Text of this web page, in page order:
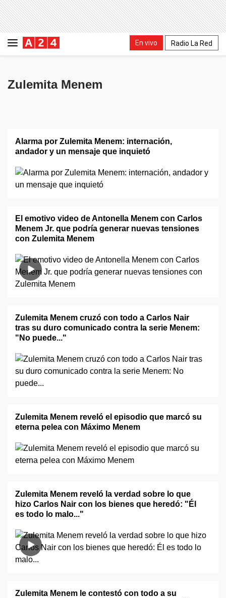
En vivo Radio La Red
Zulemita Menem
Alarma por Zulemita Menem: internación,
andador y un mensaje que inquietó
El emotivo video de Antonella Menem con Carlos
Menem Jr. que podría generar nuevas tensiones
con Zulemita Menem
Zulemita Menem cruzó con todo a Carlos Nair
tras su duro comunicado contra la serie Menem:
"No puede..."
Zulemita Menem reveló el episodio que marcó su
eterna pelea con Máximo Menem
Zulemita Menem reveló la verdad sobre lo que
hizo Carlos Nair con los bienes que heredó: "Él
es todo lo malo..."
Zulemita Menem le contestó con todo a su